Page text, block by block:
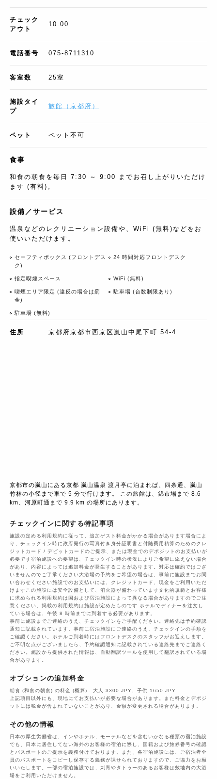
チェック
アウト
10:00
電話番号 075-8711310
客室数 25室
施設タイ
プ
旅館 （ 京都府 ）
ペット ペット不可
食事
和食の朝食を毎日 7:30 ～ 9:00 までお召し上がりいただけ
ます (有料)。
設備／サービス
温泉などのレクリエーション設備や、WiFi (無料)などをお
使いいただけます。
セーフティボックス (フロントデス
ク)
24 時間対応フロントデスク
指定喫煙スペース WiFi (無料)
喫煙エリア限定 (違反の場合は罰
金)
駐車場 (台数制限あり)
駐車場 (無料)
住所 京都府京都市西京区嵐山中尾下町 54-4
京都市の嵐山にある京都 嵐山温泉 渡月亭に泊まれば、四条通、嵐山
竹林の小径まで車で 5 分で行けます。 この旅館は、錦市場まで 8.6
km、河原町通まで 9.9 km の場所にあります。
チェックインに関する特記事項
施設の定める利用規約に従って、追加ゲスト料金がかかる場合があります場合によ
り、チェックイン時に政府発行の写真付き身分証明書と付随費用精算のためのクレ
ジットカード / デビットカードのご提示、または現金でのデポジットのお支払いが
必要です宿泊施設への要望は、チェックイン時の状況によりご希望に添えない場合
があり、内容によっては追加料金が発生することがあります。対応は確約ではござ
いませんのでご了承ください大浴場の予約をご希望の場合は、事前に施設までお問
い合わせください施設でのお支払いには、クレジットカード、現金をご利用いただ
けますこの施設には安全設備として、消火器が備わっています文化的規範とお客様
に求められる利用規約は国および宿泊施設によって異なる場合がありますのでご注
意ください。掲載の利用規約は施設が定めたものです ホテルでディナーを注文し
ている場合は、午後 8 時前までに到着する必要があります。
事前に施設までご連絡のうえ、チェックインをご手配ください。連絡先は予約確認
通知に記載されています。事前に宿泊施設にご連絡のうえ、チェックインの手順を
ご確認ください。ホテルご到着時にはフロントデスクのスタッフがお迎えします。
ご不明な点がございましたら、予約確認通知に記載されている連絡先までご連絡く
ださい。施設から提供された情報は、自動翻訳ツールを使用して翻訳されている場
合があります。
オプションの追加料金
朝食 (和食の朝食) の料金 (概算) : 大人 3300 JPY、子供 1650 JPY
上記項目以外にも、現地にてお支払いが必要な場合があります。また料金とデポジ
ットには税金が含まれていないことがあり、金額が変更される場合があります。
その他の情報
日本の厚生労働省は、インやホテル、モーテルなどを含むいかなる種類の宿泊施設
でも、日本に​居住してない海外のお客様の宿泊に際し、国籍および旅券番号の確認
とパスポートのご提示を義務付け​ております。また、各宿泊施設には、ご宿泊者全
員のパスポートをコピーし保存する義務が課せられておりますの​で、ご協力をお願
いいたします。一部の宿泊施設では、刺青やタトゥーのあるお客様は敷地内の大浴
場をご利用いただけません。